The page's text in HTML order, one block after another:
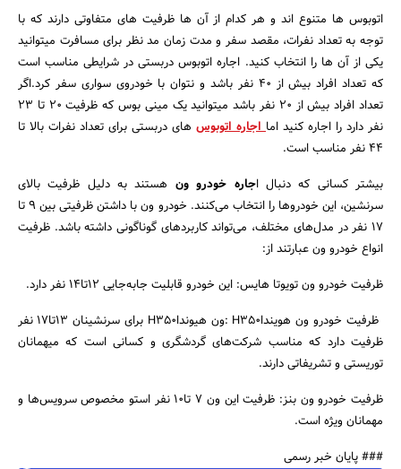
اتوبوس ها متنوع اند و هر کدام از آن ها ظرفیت های متفاوتی دارند که با
توجه به تعداد نفرات، مقصد سفر و مدت زمان مد نظر برای مسافرت میتوانید
یکی از آن ها را انتخاب کنید. اجاره اتوبوس دربستی در شرایطی مناسب است
که تعداد افراد بیش از ۴۰ نفر باشد و نتوان با خودروی سواری سفر کرد.اگر
تعداد افراد بیش از ۲۰ نفر باشد میتوانید یک مینی بوس که ظرفیت ۲۰ تا ۲۳
نفر دارد را اجاره کنید امااجاره اتوبوس های دربستی برای تعداد نفرات بالا تا
۴۴ نفر مناسب است.
بیشتر کسانی که دنبال اجاره خودرو ون هستند به دلیل ظرفیت بالای
سرنشین، این خودروها را انتخاب می‌کنند. خودرو ون با داشتن ظرفیتی بین ۹ تا
۱۷ نفر در مدل‌های مختلف، می‌تواند کاربردهای گوناگونی داشته باشد. ظرفیت
انواع خودرو ون عبارتند از:
ظرفیت خودرو ون تویوتا هایس: این خودرو قابلیت جابه‌جایی ۱۲تا۱۴ نفر دارد.
ظرفیت خودرو ون هوینداH۳۵۰ :ون هیونداH۳۵۰ برای سرنشینان ۱۳تا۱۷ نفر
ظرفیت دارد که مناسب شرکت‌های گردشگری و کسانی است که میهمانان
توریستی و تشریفاتی دارند.
ظرفیت خودرو ون بنز: ظرفیت این ون ۷ تا۱۰ نفر استو مخصوص سرویس‌ها و
مهمانان ویژه است.
### پایان خبر رسمی